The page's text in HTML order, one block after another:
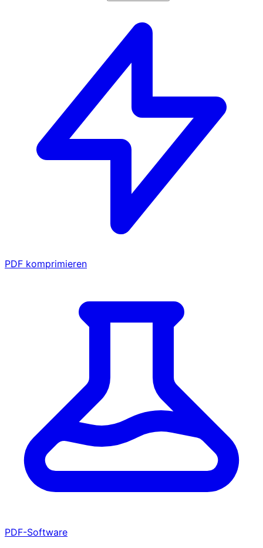
PDF komprimieren
PDF-Software